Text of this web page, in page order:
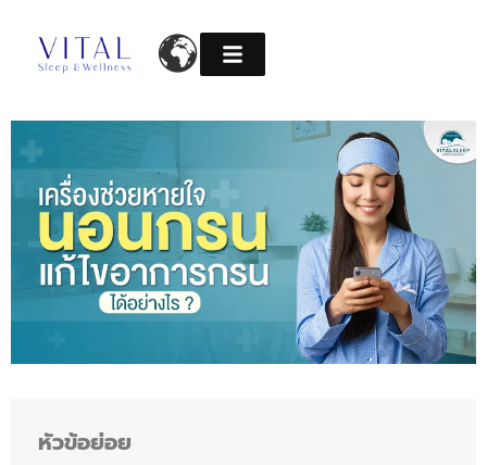
content
หัวข้อย่อย